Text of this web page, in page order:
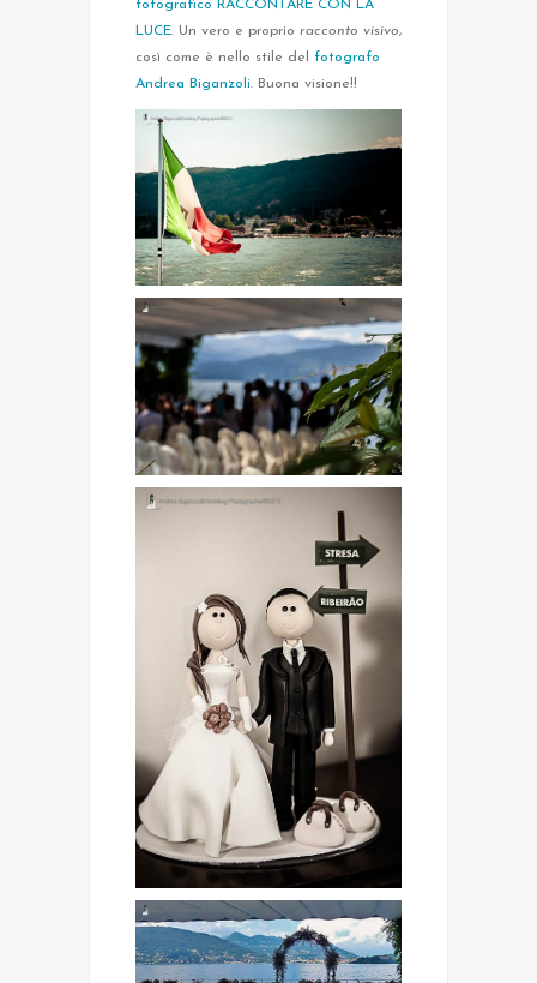
fotografico RACCONTARE CON LA
LUCE. Un vero e proprio racconto visivo,
così come è nello stile del fotografo
Andrea Biganzoli. Buona visione!!